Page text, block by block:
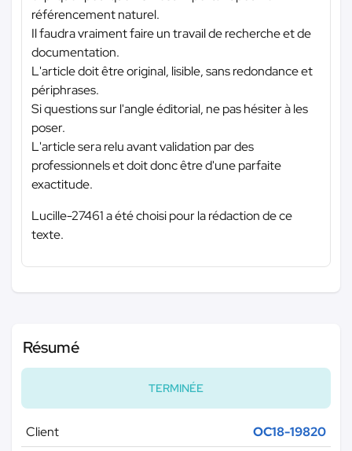
référencement naturel.
Il faudra vraiment faire un travail de recherche et de
documentation.
L'article doit être original, lisible, sans redondance et
périphrases.
Si questions sur l'angle éditorial, ne pas hésiter à les
poser.
L'article sera relu avant validation par des
professionnels et doit donc être d'une parfaite
exactitude.
Lucille-27461 a été choisi pour la rédaction de ce
texte.
Résumé
TERMINÉE
Client
OC18-19820